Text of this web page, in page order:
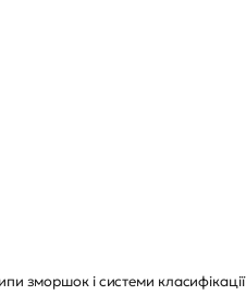
зморшок і системи